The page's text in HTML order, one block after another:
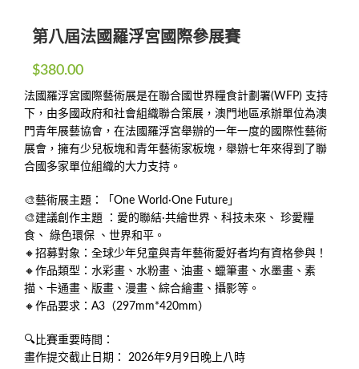
第八屆法國羅浮宮國際參展賽
$380.00
法國羅浮宮國際藝術展是在聯合國世界糧食計劃署(WFP) 支持
下，由多國政府和社會組織聯合策展，澳門地區承辦單位為澳
門青年展藝協會，在法國羅浮宮舉辦的一年一度的國際性藝術
展會，擁有少兒板塊和青年藝術家板塊，舉辦七年來得到了聯
合國多家單位組織的大力支持。
🎨藝術展主題：「One World·One Future」
🎨建議創作主題 ：愛的聯結·共繪世界、科技未來、 珍愛糧
食、 綠色環保 、世界和平。
🔸招募對象：全球少年兒童與青年藝術愛好者均有資格參與！
🔸作品類型：水彩畫、水粉畫、油畫、蠟筆畫、水墨畫、素
描、卡通畫、版畫、漫畫、綜合繪畫、攝影等。
🔸作品要求：A3（297mm*420mm）
🔍比賽重要時間：
畫作提交截止日期： 2026年9月9日晚上八時